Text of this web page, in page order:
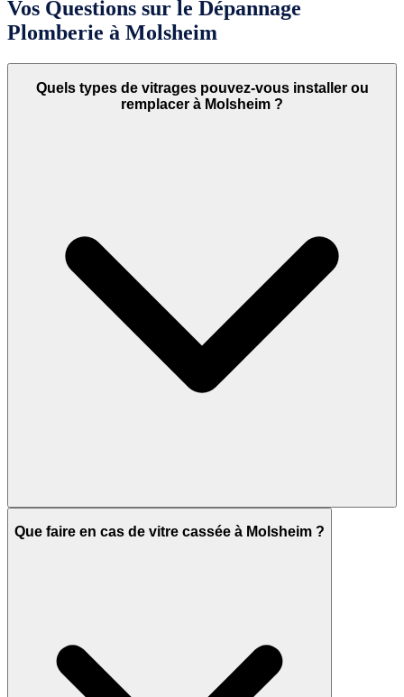
Vos Questions sur le Dépannage
Plomberie à Molsheim
Quels types de vitrages pouvez-vous installer ou
remplacer à Molsheim ?
Que faire en cas de vitre cassée à Molsheim ?